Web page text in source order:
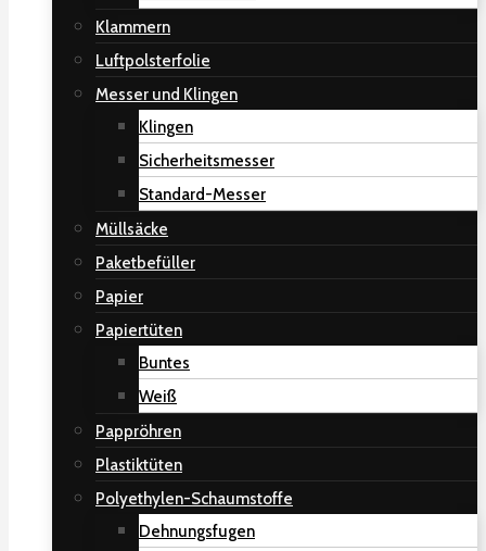
Klammern
Luftpolsterfolie
Messer und Klingen
Klingen
Sicherheitsmesser
Standard-Messer
Müllsäcke
Paketbefüller
Papier
Papiertüten
Buntes
Weiß
Pappröhren
Plastiktüten
Polyethylen-Schaumstoffe
Dehnungsfugen